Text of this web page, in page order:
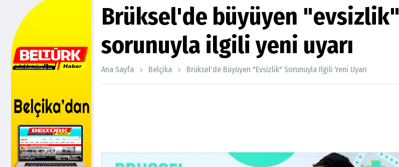
Brüksel'de büyüyen "evsizlik"
sorunuyla ilgili yeni uyarı
Ana Sayfa Belçi̇ka Brüksel'de Büyüyen "evsizlik" Sorunuyla Ilgili Yeni Uyarı